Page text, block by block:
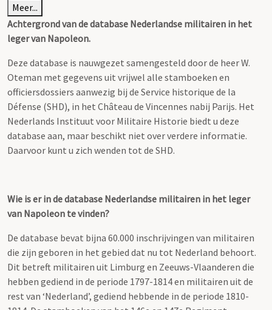
Meer...
Achtergrond van de database Nederlandse militairen in het
leger van Napoleon.
Deze database is nauwgezet samengesteld door de heer W.
Oteman met gegevens uit vrijwel alle stamboeken en
officiersdossiers aanwezig bij de Service historique de la
Défense (SHD), in het Château de Vincennes nabij Parijs. Het
Nederlands Instituut voor Militaire Historie biedt u deze
database aan, maar beschikt niet over verdere informatie.
Daarvoor kunt u zich wenden tot de SHD.
Wie is er in de database Nederlandse militairen in het leger
van Napoleon te vinden?
De database bevat bijna 60.000 inschrijvingen van militairen
die zijn geboren in het gebied dat nu tot Nederland behoort.
Dit betreft militairen uit Limburg en Zeeuws-Vlaanderen die
hebben gediend in de periode 1797-1814 en militairen uit de
rest van ‘Nederland’, gediend hebbende in de periode 1810-